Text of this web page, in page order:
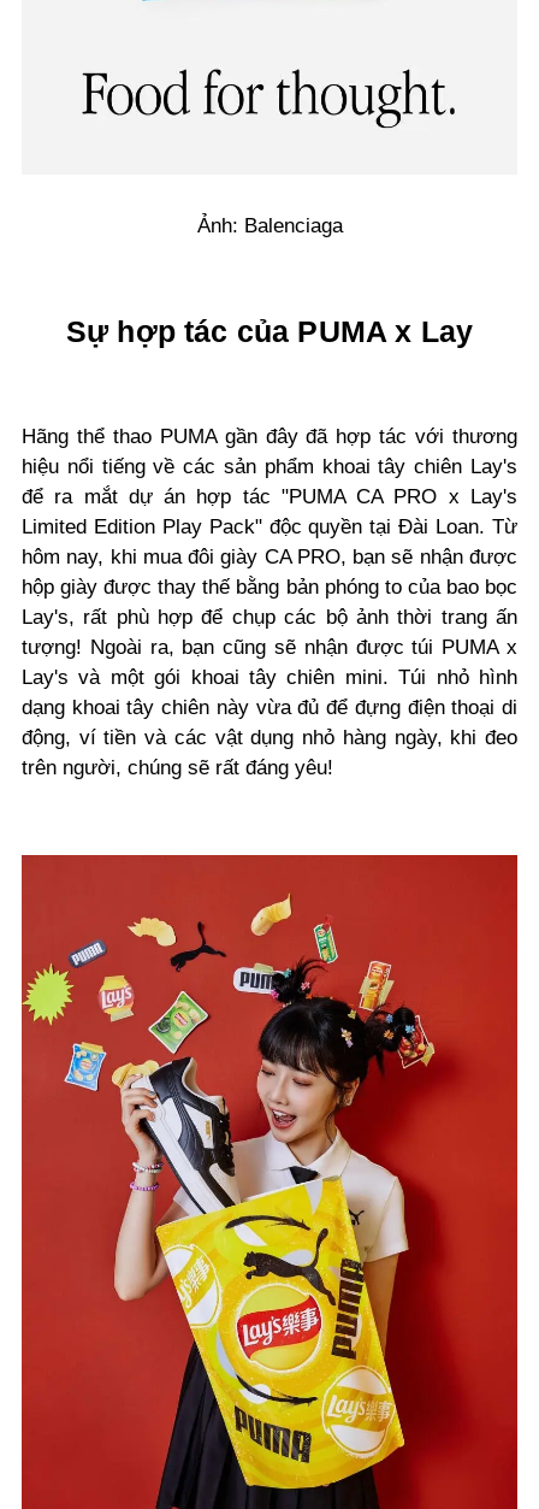
Ảnh: Balenciaga
Sự hợp tác của PUMA x Lay
Hãng thể thao PUMA gần đây đã hợp tác với thương
hiệu nổi tiếng về các sản phẩm khoai tây chiên Lay's
để ra mắt dự án hợp tác "PUMA CA PRO x Lay's
Limited Edition Play Pack" độc quyền tại Đài Loan. Từ
hôm nay, khi mua đôi giày CA PRO, bạn sẽ nhận được
hộp giày được thay thế bằng bản phóng to của bao bọc
Lay's, rất phù hợp để chụp các bộ ảnh thời trang ấn
tượng! Ngoài ra, bạn cũng sẽ nhận được túi PUMA x
Lay's và một gói khoai tây chiên mini. Túi nhỏ hình
dạng khoai tây chiên này vừa đủ để đựng điện thoại di
động, ví tiền và các vật dụng nhỏ hàng ngày, khi đeo
trên người, chúng sẽ rất đáng yêu!